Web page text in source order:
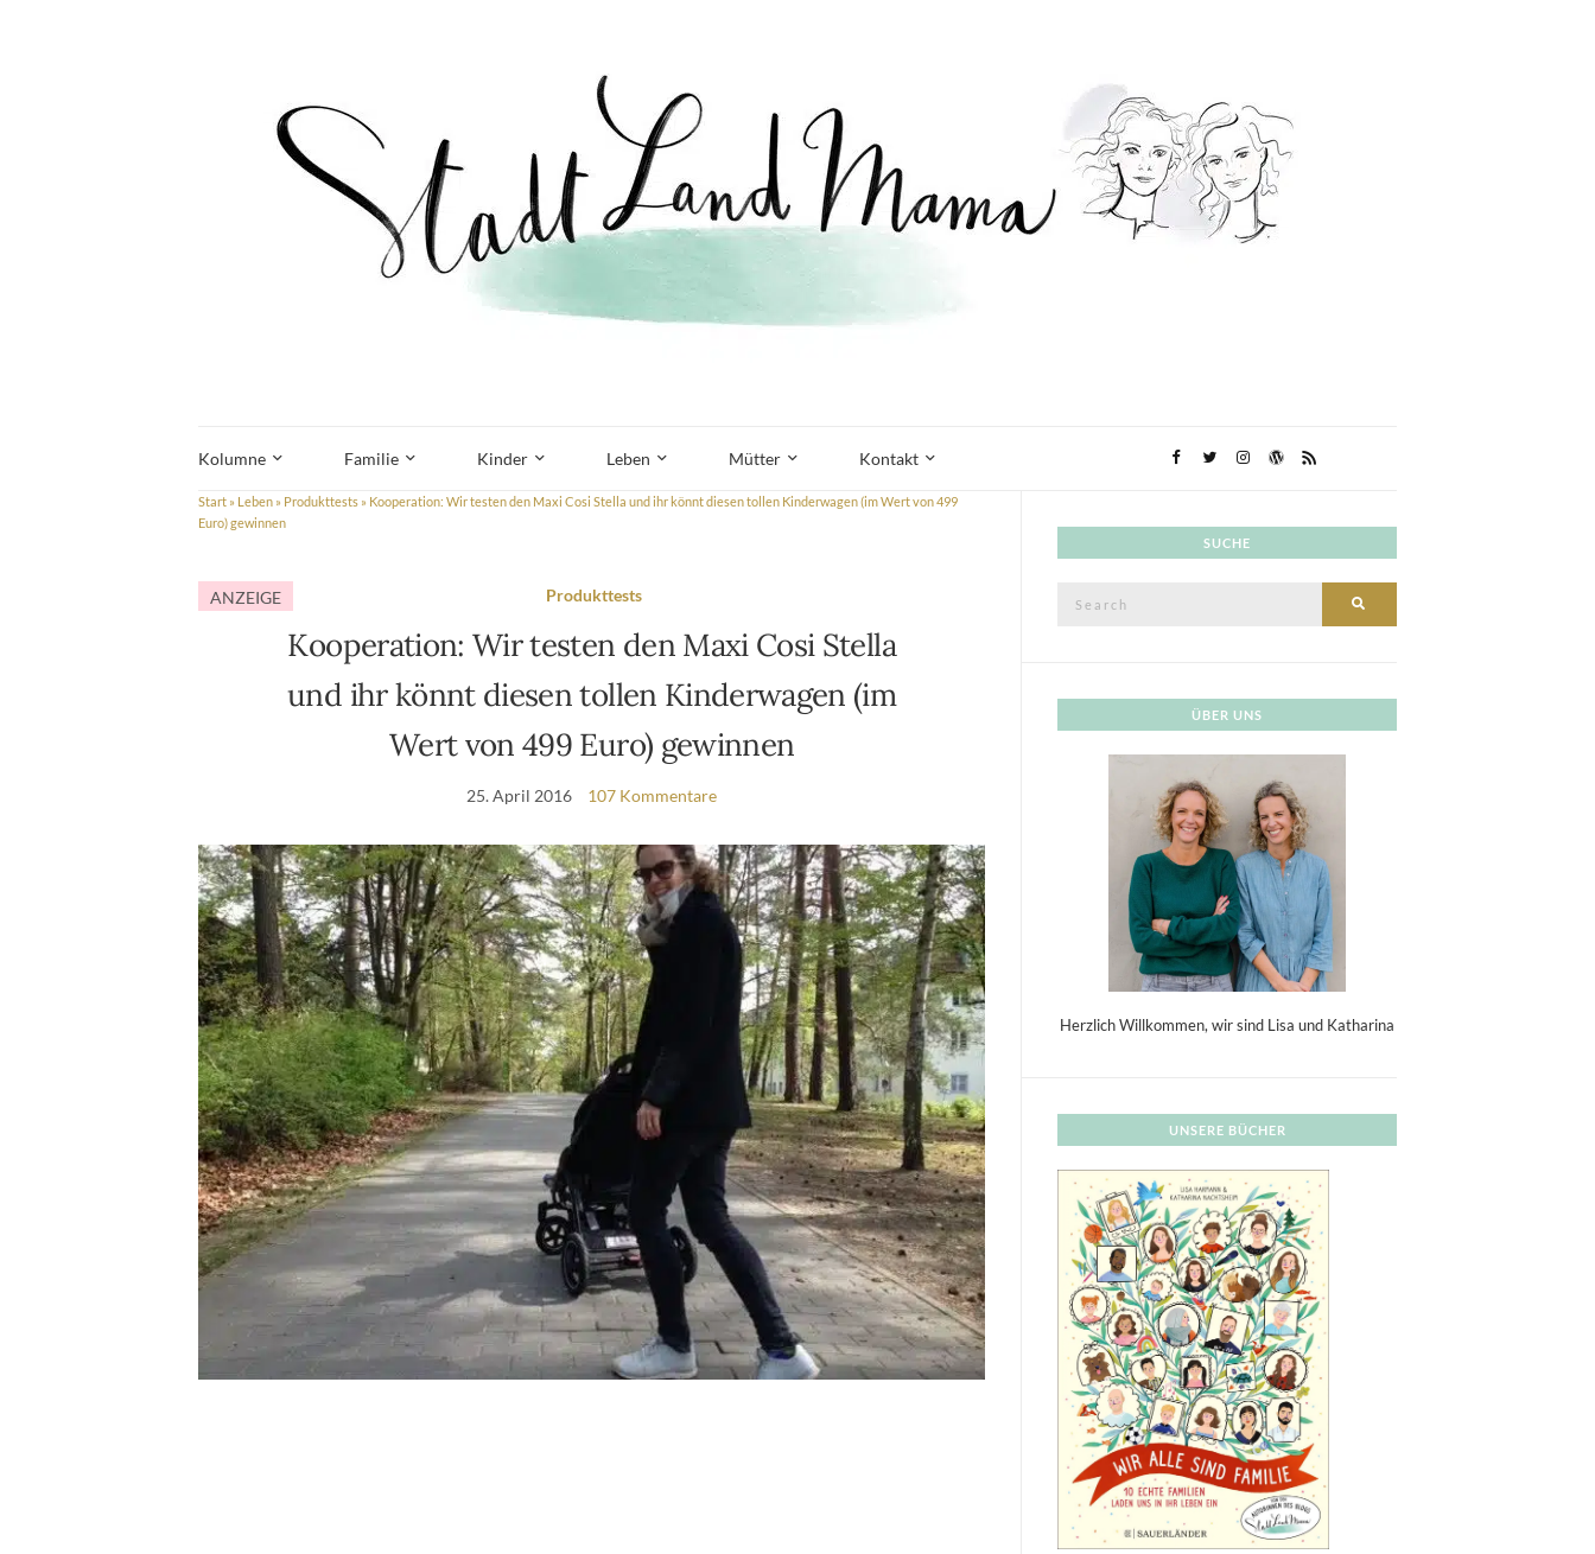
Kolumne Familie Kinder Leben Mütter Kontakt
Start » Leben » Produkttests » Kooperation: Wir testen den Maxi Cosi Stella und ihr könnt diesen tollen Kinderwagen (im Wert von 499
Euro) gewinnen
ANZEIGE Produkttests
Kooperation: Wir testen den Maxi Cosi Stella
und ihr könnt diesen tollen Kinderwagen (im
Wert von 499 Euro) gewinnen
25. April 2016 107 Kommentare
SUCHE
ÜBER UNS
Herzlich Willkommen, wir sind Lisa und Katharina
UNSERE BÜCHER